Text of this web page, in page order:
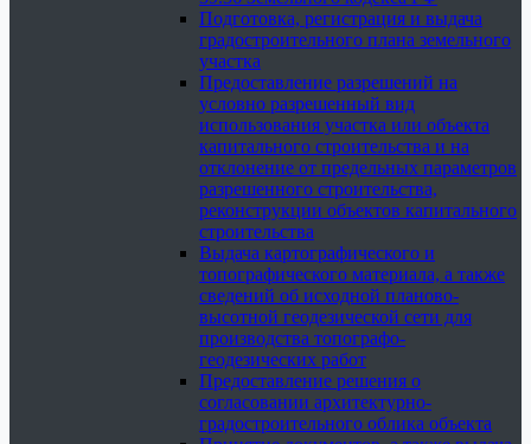
Подготовка, регистрация и выдача
градостроительного плана земельного
участка
Предоставление разрешений на
условно разрешенный вид
использования участка или объекта
капитального строительства и на
отклонение от предельных параметров
разрешенного строительства,
реконструкции объектов капитального
строительства
Выдача картографического и
топографического материала, а также
сведений об исходной планово-
высотной геодезической сети для
производства топографо-
геодезических работ
Предоставление решения о
согласовании архитектурно-
градостроительного облика объекта